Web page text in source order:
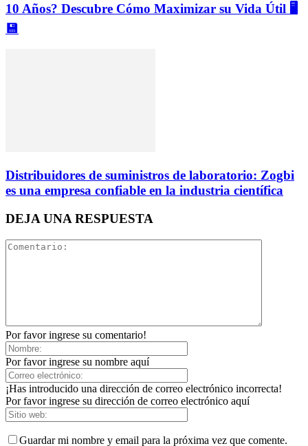
10 Años? Descubre Cómo Maximizar su Vida Útil 🖥️
💾
Distribuidores de suministros de laboratorio: Zogbi
es una empresa confiable en la industria científica
DEJA UNA RESPUESTA
Por favor ingrese su comentario!
Por favor ingrese su nombre aquí
¡Has introducido una dirección de correo electrónico incorrecta!
Por favor ingrese su dirección de correo electrónico aquí
Guardar mi nombre y email para la próxima vez que comente.